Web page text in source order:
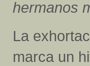
hermanos
La
marca un